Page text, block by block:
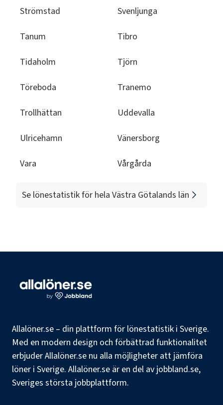
Strömstad Svenljunga
Tanum Tibro
Tidaholm Tjörn
Töreboda Tranemo
Trollhättan Uddevalla
Ulricehamn Vänersborg
Vara Vårgårda
Se lönestatistik för hela Västra Götalands län
Allalöner.se – din plattform för lönestatistik i Sverige.
Med en modern design och förbättrad funktionalitet
erbjuder Allalöner.se nu alla möjligheter att jämföra
löner i Sverige. Allalöner.se är en del av jobbland.se,
Sveriges största jobbplattform.